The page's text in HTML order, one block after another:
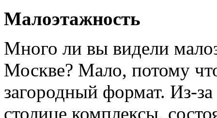
Малоэтажность
Много ли вы видели
Москве? Мало, потому
загородный формат. Из-
столице комплексы,